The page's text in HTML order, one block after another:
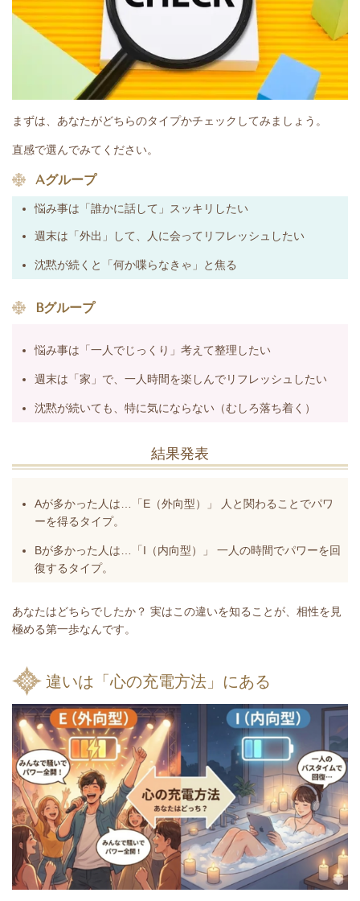
まずは、あなたがどちらのタイプかチェックしてみましょう。
直感で選んでみてください。
️ Aグループ
悩み事は「誰かに話して」スッキリしたい
週末は「外出」して、人に会ってリフレッシュしたい
沈黙が続くと「何か喋らなきゃ」と焦る
️ Bグループ
悩み事は「一人でじっくり」考えて整理したい
週末は「家」で、一人時間を楽しんでリフレッシュしたい
沈黙が続いても、特に気にならない（むしろ落ち着く）
結果発表
️Aが多かった人は…「E（外向型）」
人と関わることでパワ
ーを得るタイプ。
️Bが多かった人は…「I（内向型）」
一人の時間でパワーを回
復するタイプ。
あなたはどちらでしたか？ 実はこの違いを知ることが、相性を見
極める第一歩なんです。
違いは「心の充電方法」にある